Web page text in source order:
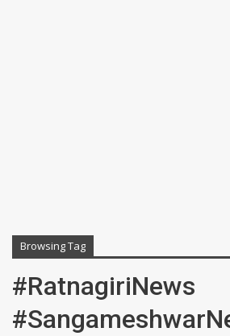
Browsing Tag
#RatnagiriNews